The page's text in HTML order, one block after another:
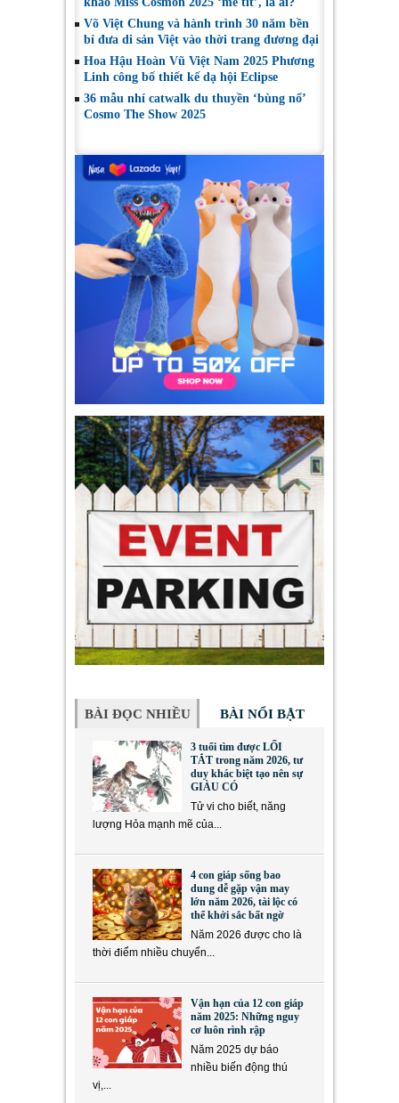
Võ Việt Chung và hành trình 30 năm bền
bỉ đưa di sản Việt vào thời trang đương đại
Hoa Hậu Hoàn Vũ Việt Nam 2025 Phương
Linh công bố thiết kế dạ hội Eclipse
36 mẫu nhí catwalk du thuyền ‘bùng nổ’
Cosmo The Show 2025
BÀI ĐỌC NHIỀU BÀI NỔI BẬT
3 tuổi tìm được LỐI
TẮT trong năm 2026, tư
duy khác biệt tạo nên sự
GIÀU CÓ
Tử vi cho biết, năng
lượng Hỏa mạnh mẽ của...
4 con giáp sống bao
dung dễ gặp vận may
lớn năm 2026, tài lộc có
thể khởi sắc bất ngờ
Năm 2026 được cho là
thời điểm nhiều chuyển...
Vận hạn của 12 con giáp
năm 2025: Những nguy
cơ luôn rình rập
Năm 2025 dự báo
nhiều biến động thú
vị,...